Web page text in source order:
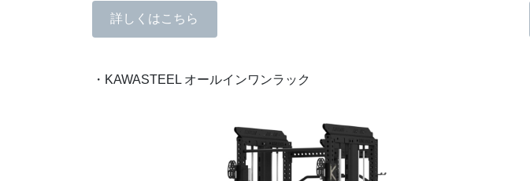
詳しくはこちら
・KAWASTEEL オールインワンラック